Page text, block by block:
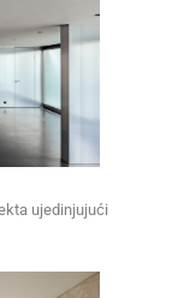
ujedinjujući